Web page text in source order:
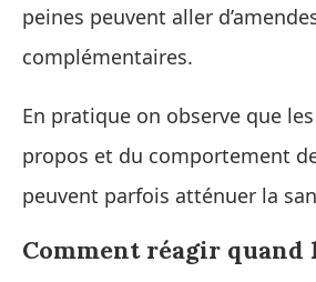
peines peuvent aller
complémentaires.
En pratique on observe que
propos et du comportement
peuvent parfois atténuer la
Comment réagir